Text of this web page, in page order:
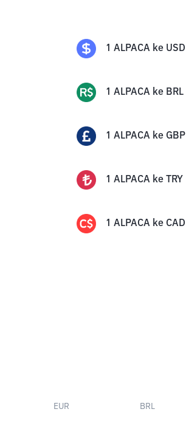
1 ALPACA ke USD
1 ALPACA ke BRL
1 ALPACA ke GBP
1 ALPACA ke TRY
1 ALPACA ke CAD
EUR BRL